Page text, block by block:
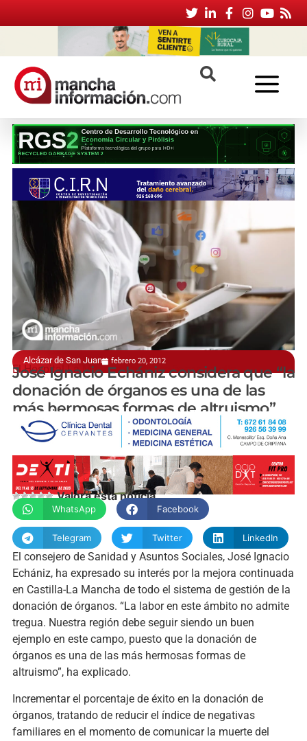
Alcázar de San Juan febrero 20, 2012
El Hospital La Mancha Centro se forma en ello
José Ignacio Echániz considera que “la
donación de órganos es una de las
más hermosas formas de altruismo”
manchainformacion.com
Valora esta noticia
WhatsApp Facebook
Telegram Twitter LinkedIn
El consejero de Sanidad y Asuntos Sociales, José Ignacio
Echániz, ha expresado su interés por la mejora continuada
en Castilla-La Mancha de todo el sistema de gestión de la
donación de órganos. “La labor en este ámbito no admite
tregua. Nuestra región debe seguir siendo un buen
ejemplo en este campo, puesto que la donación de
órganos es una de las más hermosas formas de
altruismo”, ha explicado.
Incrementar el porcentaje de éxito en la donación de
órganos, tratando de reducir el índice de negativas
familiares en el momento de comunicar la muerte del